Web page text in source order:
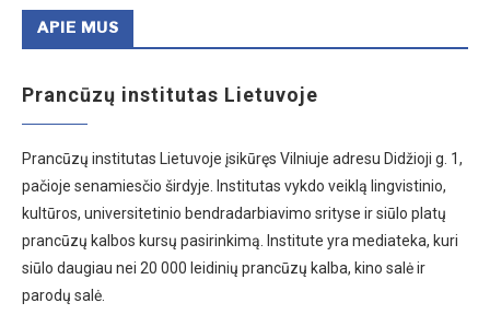
APIE MUS
Prancūzų institutas Lietuvoje
Prancūzų institutas Lietuvoje įsikūręs Vilniuje adresu Didžioji g. 1,
pačioje senamiesčio širdyje. Institutas vykdo veiklą lingvistinio,
kultūros, universitetinio bendradarbiavimo srityse ir siūlo platų
prancūzų kalbos kursų pasirinkimą. Institute yra mediateka, kuri
siūlo daugiau nei 20 000 leidinių prancūzų kalba, kino salė ir
parodų salė.